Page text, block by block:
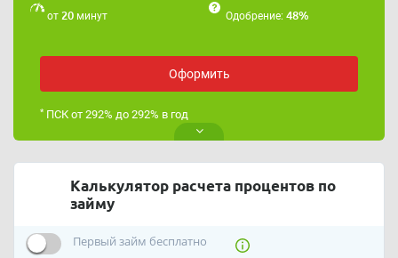
от 20 минут Одобрение: 48%
Оформить
*ПСК от 292% до 292% в год
Калькулятор расчета процентов по
займу
Первый займ бесплатно